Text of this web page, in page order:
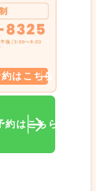
はこちら
約はこちら